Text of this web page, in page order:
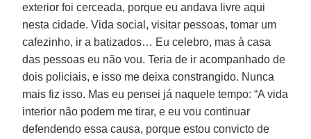
exterior foi cerceada, porque eu andava livre aqui
nesta cidade. Vida social, visitar pessoas, tomar um
cafezinho, ir a batizados… Eu celebro, mas à casa
das pessoas eu não vou. Teria de ir acompanhado de
dois policiais, e isso me deixa constrangido. Nunca
mais fiz isso. Mas eu pensei já naquele tempo: “A vida
interior não podem me tirar, e eu vou continuar
defendendo essa causa, porque estou convicto de